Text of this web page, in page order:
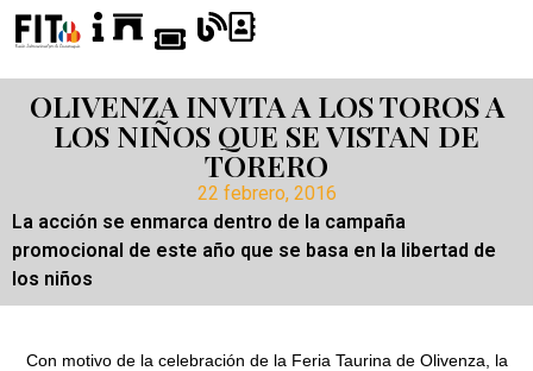
OLIVENZA INVITA A LOS TOROS A
LOS NIÑOS QUE SE VISTAN DE
TORERO
22 febrero, 2016
La acción se enmarca dentro de la campaña
promocional de este año que se basa en la libertad de
los niños
Con motivo de la celebración de la Feria Taurina de Olivenza, la